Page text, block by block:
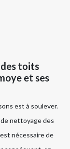
toits
et ses
est à soulever.
nettoyage des
nécessaire de